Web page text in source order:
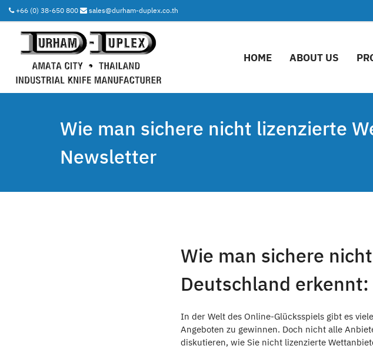
+66 (0) 38-650 800 sales@durham-duplex.co.th
HOME ABOUT US
Wie man sichere nicht lizenzierte
Newsletter
Wie man sichere
Deutschland
In der Welt des Online-Glücksspiels gibt es
Angeboten zu gewinnen. Doch nicht alle
diskutieren, wie Sie nicht lizenzierte